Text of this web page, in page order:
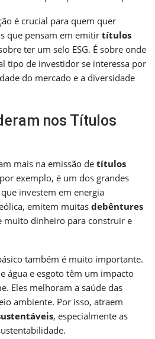
é crucial para quem quer
que pensam em emitir títulos
ter um selo ESG. É sobre onde
tipo de investidor se interessa por
do mercado e a diversidade
nos Títulos
mais na emissão de títulos
exemplo, é um dos grandes
investem em energia
emitem muitas debêntures
muito dinheiro para construir e
também é muito importante.
água e esgoto têm um impacto
Eles melhoram a saúde das
ambiente. Por isso, atraem
, especialmente as